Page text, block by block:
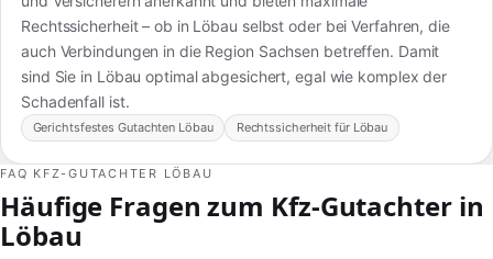
Rechtssicherheit – ob in Löbau selbst oder bei Verfahren, die
auch Verbindungen in die Region Sachsen betreffen. Damit
sind Sie in Löbau optimal abgesichert, egal wie komplex der
Schadenfall ist.
Gerichtsfestes Gutachten Löbau Rechtssicherheit für Löbau
FAQ KFZ-GUTACHTER LÖBAU
Häufige Fragen zum Kfz-Gutachter in
Löbau